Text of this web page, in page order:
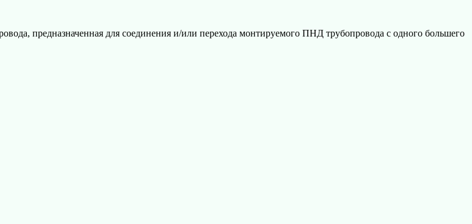
предназначенная для соединения и/или перехода монтируемого ПНД трубопровода с одного большего